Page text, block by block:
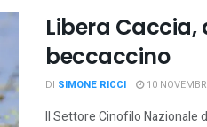
Libera Caccia,
beccaccino
DI SIMONE RICCI 10
Il Settore Cinofilo Nazionale